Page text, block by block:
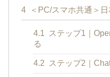
4 ＜PC/スマホ共通＞
4.1
ステップ1｜
る
4.2 ステップ2｜